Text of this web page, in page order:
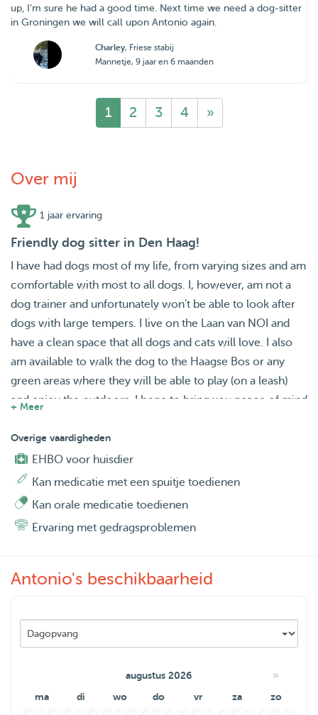
up, I’m sure he had a good time. Next time we need a dog-sitter
in Groningen we will call upon Antonio again.
Charley, Friese stabij
Mannetje, 9 jaar en 6 maanden
1 2 3 4 »
Over mij
1 jaar ervaring
Friendly dog sitter in Den Haag!
I have had dogs most of my life, from varying sizes and am
comfortable with most to all dogs. I, however, am not a
dog trainer and unfortunately won’t be able to look after
dogs with large tempers. I live on the Laan van NOI and
have a clean space that all dogs and cats will love. I also
am available to walk the dog to the Haagse Bos or any
green areas where they will be able to play (on a leash)
and enjoy the outdoors. I hope to bring you peace of mind
+ Meer
Overige vaardigheden
EHBO voor huisdier
Kan medicatie met een spuitje toedienen
Kan orale medicatie toedienen
Ervaring met gedragsproblemen
Antonio's beschikbaarheid
augustus 2026 »
ma di wo do vr za zo